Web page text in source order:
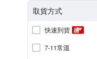
取貨方式
快速到貨
7-11常溫